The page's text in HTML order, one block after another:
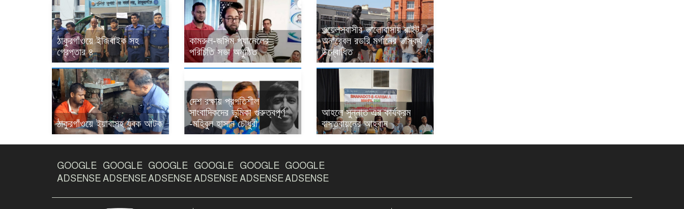
ঠাকুরগাঁওয়ে ইজিবাইক সহ
গ্রেপ্তার ৪
কামরুল-জসিম প্যানেলের
পরিচিতি সভা অনুষ্ঠিত
ওয়েলসবাসীর ভালোবাসায় রাইট
অনারেবল রডরি মর্গানের ভাস্কর্য
উদ্বোধিত
ঠাকুরগাঁওয়ে ইয়াবাসহ যুবক আটক
দেশ রক্ষায় প্রগতিশীল
সাংবাদিকদের ভুমিকা গুরুত্বপূর্ণ
-মহিবুল হাসান চৌধুরী
আহলে সুন্নাত এর কার্যক্রম
বাস্তবায়নের আহ্বান
GOOGLE
ADSENSE
GOOGLE
ADSENSE
GOOGLE
ADSENSE
GOOGLE
ADSENSE
GOOGLE
ADSENSE
GOOGLE
ADSENSE